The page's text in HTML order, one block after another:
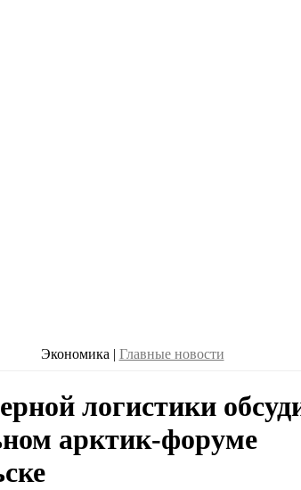
Экономика | Главные новости
логистики
арктик-форуме